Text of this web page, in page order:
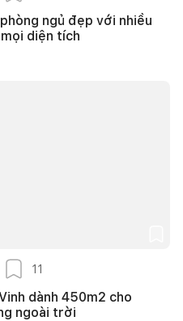
ngủ đẹp với nhiều
diện tích
11
dành 450m2 cho
ngoài trời